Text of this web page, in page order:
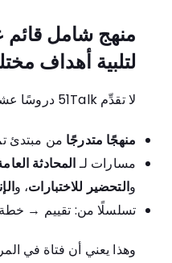
منهج شامل قائم
لتلبية أهداف
لا تقدِّم 51Talk دروسًا عشوائية غير مترابطة. بل توفِّر:
منهجًا متدرجًا من مبتدئ
مسارات لـالمحادثة
والتحضير للاختبارات، و
تسلسلًا من: تقييم →
وهذا يعني أن فتاة في